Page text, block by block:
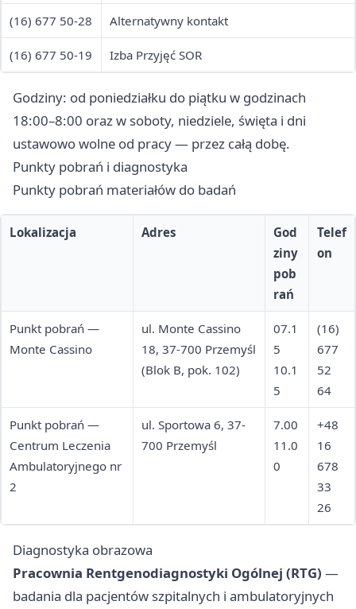
(16) 677 50-28 Alternatywny kontakt
(16) 677 50-19 Izba Przyjęć SOR
Godziny: od poniedziałku do piątku w godzinach
18:00–8:00 oraz w soboty, niedziele, święta i dni
ustawowo wolne od pracy — przez całą dobę.
Punkty pobrań i diagnostyka
Punkty pobrań materiałów do badań
Lokalizacja Adres
God
ziny
pob
rań
Telef
on
Punkt pobrań —
Monte Cassino
ul. Monte Cassino
18, 37-700 Przemyśl
(Blok B, pok. 102)
07.1
5
10.1
5
(16)
677
52
64
Punkt pobrań —
Centrum Leczenia
Ambulatoryjnego nr
2
ul. Sportowa 6, 37-
700 Przemyśl
7.00
11.0
0
+48
16
678
33
26
Diagnostyka obrazowa
Pracownia Rentgenodiagnostyki Ogólnej (RTG) —
badania dla pacjentów szpitalnych i ambulatoryjnych